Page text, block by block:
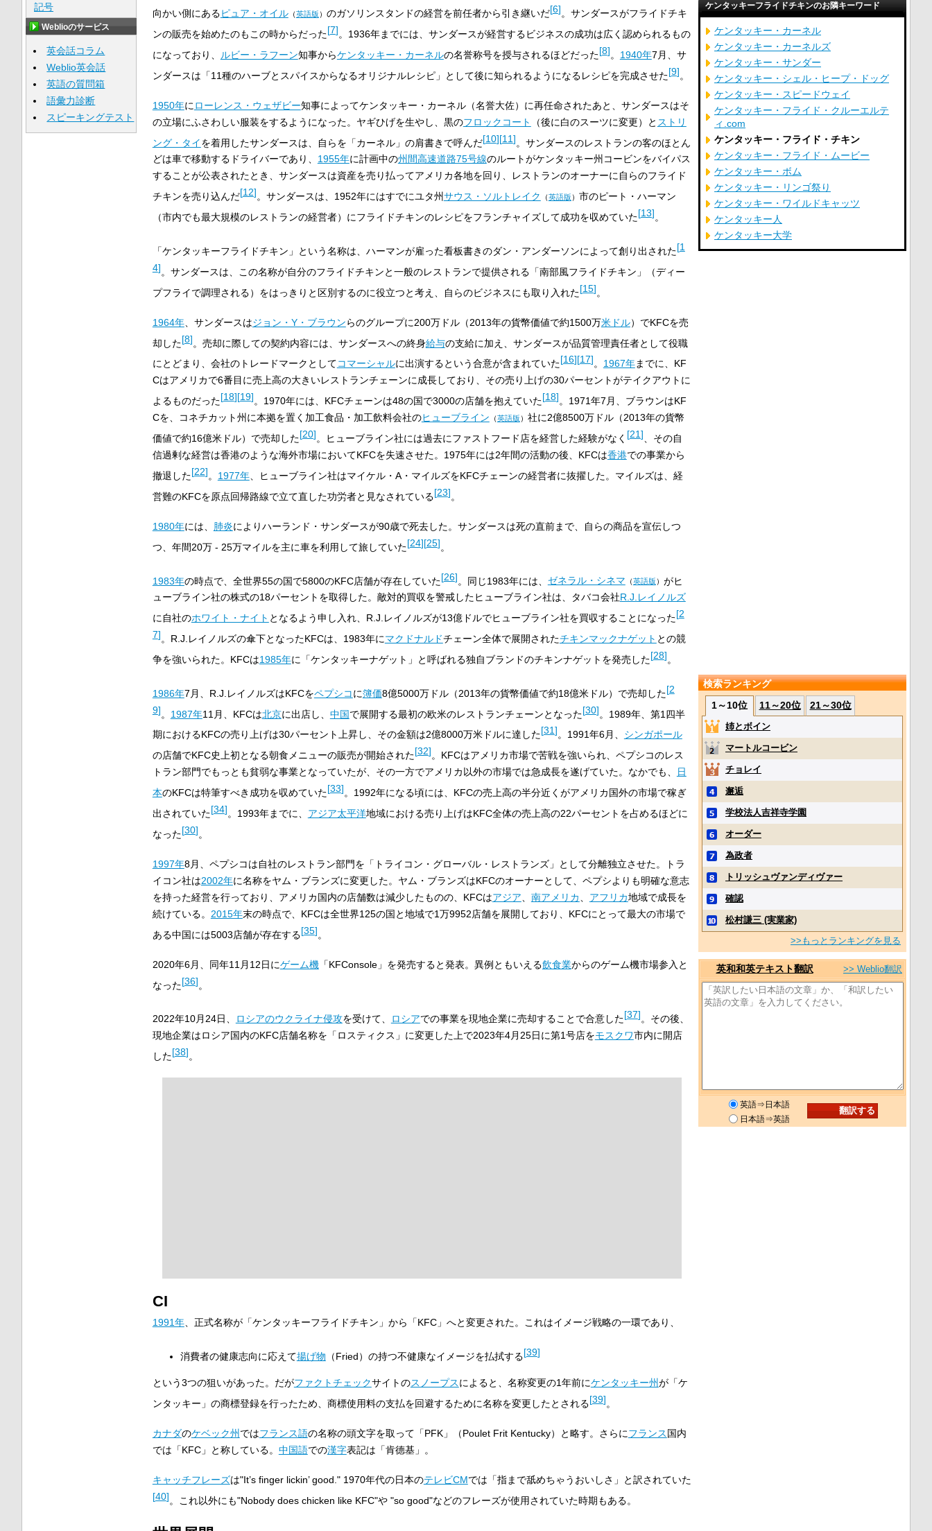
向かい側にあるピュア・オイル（英語版） のガソリンスタンドの経営を前任者から引き継いだ[6]。サンダースがフライドチキ
ンの販売を始めたのもこの時からだった[7]。1936年までには、サンダースが経営するビジネスの成功は広く認められるもの
になっており、
ルビー・ラフーン知事からケンタッキー・カーネルの名誉称号を授与されるほどだった[8]。 1940年7月、サ
ンダースは「11種のハーブとスパイスからなるオリジナルレシピ」として後に知られるようになるレシピを完成させた[9]。
1950年に ローレンス・ウェザビー知事によってケンタッキー・カーネル（名誉大佐）に再任命されたあと、サンダースはそ
の立場にふさわしい服装をするようになった。ヤギひげを生やし、黒のフロックコート （後に白のスーツに変更）と ストリ
ング・タイを着用したサンダースは、自らを「カーネル」の肩書きで呼んだ[10][11]。サンダースのレストランの客のほとん
どは車で移動するドライバーであり、 1955年に計画中の州間高速道路75号線のルートがケンタッキー州コービンをバイパス
することが公表されたとき、サンダースは資産を売り払ってアメリカ各地を回り、レストランのオーナーに自らのフライド
チキンを売り込んだ[12]。サンダースは、1952年にはすでにユタ州サウス・ソルトレイク （英語版） 市のピート・ハーマン
（市内でも最大規模のレストランの経営者）にフライドチキンのレシピをフランチャイズして成功を収めていた[13]。
「ケンタッキーフライドチキン」という名称は、ハーマンが雇った看板書きのダン・アンダーソンによって創り出された[1
4]。サンダースは、この名称が自分のフライドチキンと一般のレストランで提供される「南部風フライドチキン」（ディー
プフライで調理される）をはっきりと区別するのに役立つと考え、自らのビジネスにも取り入れた[15]。
1964年、サンダースはジョン・Y・ブラウンらのグループに200万ドル（2013年の貨幣価値で約1500万米ドル）でKFCを売
却した[8]。売却に際しての契約内容には、サンダースへの終身給与の支給に加え、サンダースが品質管理責任者として役職
にとどまり、会社のトレードマークとしてコマーシャルに出演するという合意が含まれていた[16][17]。 1967年までに、KF
Cはアメリカで6番目に売上高の大きいレストランチェーンに成長しており、その売り上げの30パーセントがテイクアウトに
よるものだった[18][19]。1970年には、KFCチェーンは48の国で3000の店舗を抱えていた[18]。1971年7月、ブラウンはKF
Cを、コネチカット州に本拠を置く加工食品・加工飲料会社のヒューブライン （英語版） 社に2億8500万ドル（2013年の貨幣
価値で約16億米ドル）で売却した[20]。ヒューブライン社には過去にファストフード店を経営した経験がなく [21] 、その自
信過剰な経営は香港のような海外市場においてKFCを失速させた。1975年には2年間の活動の後、KFCは香港での事業から
撤退した[22]。 1977年、ヒューブライン社はマイケル・A・マイルズをKFCチェーンの経営者に抜擢した。マイルズは、経
営難のKFCを原点回帰路線で立て直した功労者と見なされている[23]。
1980年には、 肺炎によりハーランド・サンダースが90歳で死去した。サンダースは死の直前まで、自らの商品を宣伝しつ
つ、年間20万 - 25万マイルを主に車を利用して旅していた[24][25]。
1983年の時点で、全世界55の国で5800のKFC店舗が存在していた[26]。同じ1983年には、 ゼネラル・シネマ （英語版） がヒ
ューブライン社の株式の18パーセントを取得した。敵対的買収を警戒したヒューブライン社は、タバコ会社R.J.レイノルズ
に自社のホワイト・ナイト となるよう申し入れ、R.J.レイノルズが13億ドルでヒューブライン社を買収することになった[2
7]。R.J.レイノルズの傘下となったKFCは、1983年にマクドナルドチェーン全体で展開されたチキンマックナゲット との競
争を強いられた。KFCは1985年に「ケンタッキーナゲット」と呼ばれる独自ブランドのチキンナゲットを発売した[28]。
1986年7月、R.J.レイノルズはKFCをペプシコに簿価8億5000万ドル（2013年の貨幣価値で約18億米ドル）で売却した[2
9]。 1987年11月、KFCは北京に出店し、 中国で展開する最初の欧米のレストランチェーンとなった[30]。1989年、第1四半
期におけるKFCの売り上げは30パーセント上昇し、その金額は2億8000万米ドルに達した[31]。1991年6月、 シンガポール
の店舗でKFC史上初となる朝食メニューの販売が開始された[32]。KFCはアメリカ市場で苦戦を強いられ、ペプシコのレス
トラン部門でもっとも貧弱な事業となっていたが、その一方でアメリカ以外の市場では急成長を遂げていた。なかでも、
日
本のKFCは特筆すべき成功を収めていた[33]。1992年になる頃には、KFCの売上高の半分近くがアメリカ国外の市場で稼ぎ
出されていた[34]。1993年までに、 アジア太平洋地域における売り上げはKFC全体の売上高の22パーセントを占めるほどに
なった[30]。
1997年8月、ペプシコは自社のレストラン部門を「トライコン・グローバル・レストランズ」として分離独立させた。トラ
イコン社は2002年に名称をヤム・ブランズに変更した。ヤム・ブランズはKFCのオーナーとして、ペプシよりも明確な意志
を持った経営を行っており、アメリカ国内の店舗数は減少したものの、KFCはアジア 南アメリカ アフリカ地域で成長を
続けている。 2015年末の時点で、KFCは全世界125の国と地域で1万9952店舗を展開しており、KFCにとって最大の市場で
ある中国には5003店舗が存在する[35]。
2020年6月、同年11月12日にゲーム機「KFConsole」を発売すると発表。異例ともいえる飲食業からのゲーム機市場参入と
なった[36]。
2022年10月24日、 ロシアのウクライナ侵攻を受けて、 ロシアでの事業を現地企業に売却することで合意した[37]。その後、
現地企業はロシア国内のKFC店舗名称を「ロスティクス」に変更した上で2023年4月25日に第1号店をモスクワ市内に開店
した[38]。
CI
1991年、正式名称が「ケンタッキーフライドチキン」から「KFC」へと変更された。これはイメージ戦略の一環であり、
消費者の健康志向に応えて揚げ物 （Fried）の持つ不健康なイメージを払拭する[39]
という3つの狙いがあった。だがファクトチェックサイトのスノープスによると、名称変更の1年前にケンタッキー州が「ケ
ンタッキー」の商標登録を行ったため、商標使用料の支払を回避するために名称を変更したとされる[39]。
カナダのケベック州 ではフランス語の名称の頭文字を取って「PFK」（Poulet Frit Kentucky）と略す。さらにフランス国内
では「KFC」と称している。 中国語での漢字表記は「肯德基」。
キャッチフレーズは"It’s finger lickin’ good. " 1970年代の日本のテレビCMでは「指まで舐めちゃうおいしさ」と訳されていた
[40]。これ以外にも"Nobody does chicken like KFC"や "so good"などのフレーズが使用されていた時期もある。
記号
Weblioのサービス
英会話コラム
Weblio英会話
英語の質問箱
語彙力診断
スピーキングテスト
ケンタッキーフライドチキンのお隣キーワード
ケンタッキー・カーネル
ケンタッキー・カーネルズ
ケンタッキー・サンダー
ケンタッキー・シェル・ヒープ・ドッグ
ケンタッキー・スピードウェイ
ケンタッキー・フライド・クルーエルテ
ィ.com
ケンタッキー・フライド・チキン
ケンタッキー・フライド・ムービー
ケンタッキー・ボム
ケンタッキー・リンゴ祭り
ケンタッキー・ワイルドキャッツ
ケンタッキー人
ケンタッキー大学
検索ランキング
1～10位
11～20位 21～30位
姉とボイン
マートルコービン
チョレイ
邂逅
学校法人吉祥寺学園
オーダー
為政者
トリッシュヴァンディヴァー
確認
松村謙三 (実業家)
>>もっとランキングを見る
英和和英テキスト翻訳 >> Weblio翻訳
英語⇒日本語
日本語⇒英語